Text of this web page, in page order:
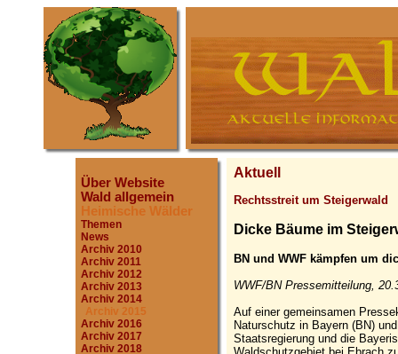
Über Website
Wald allgemein
Heimische Wälder
Themen
News
Archiv 2010
Archiv 2011
Archiv 2012
Archiv 2013
Archiv 2014
Archiv 2015
Archiv 2016
Archiv 2017
Archiv 2018
Aktuell
Rechtsstreit um Steigerwald
Dicke Bäume im
BN und WWF kämpfen um
WWF/BN Pressemitteilung,
Auf einer gemeinsamen
Naturschutz in Bayern (BN)
Staatsregierung und die